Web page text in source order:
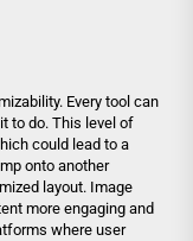
Every tool can
to do. This level of
could lead to a
onto another
layout. Image
more engaging and
where user